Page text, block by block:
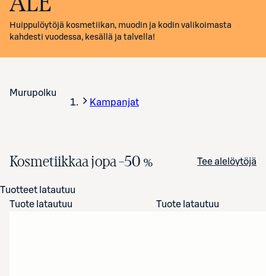
Huippulöytöjä kosmetiikan, muodin ja kodin valikoimasta
kahdesti vuodessa, kesällä ja talvella!
Murupolku
Kampanjat
Kosmetiikkaa jopa–50 % Tee alelöytöjä
Tuotteet latautuu
Tuote latautuu
Tuote latautuu